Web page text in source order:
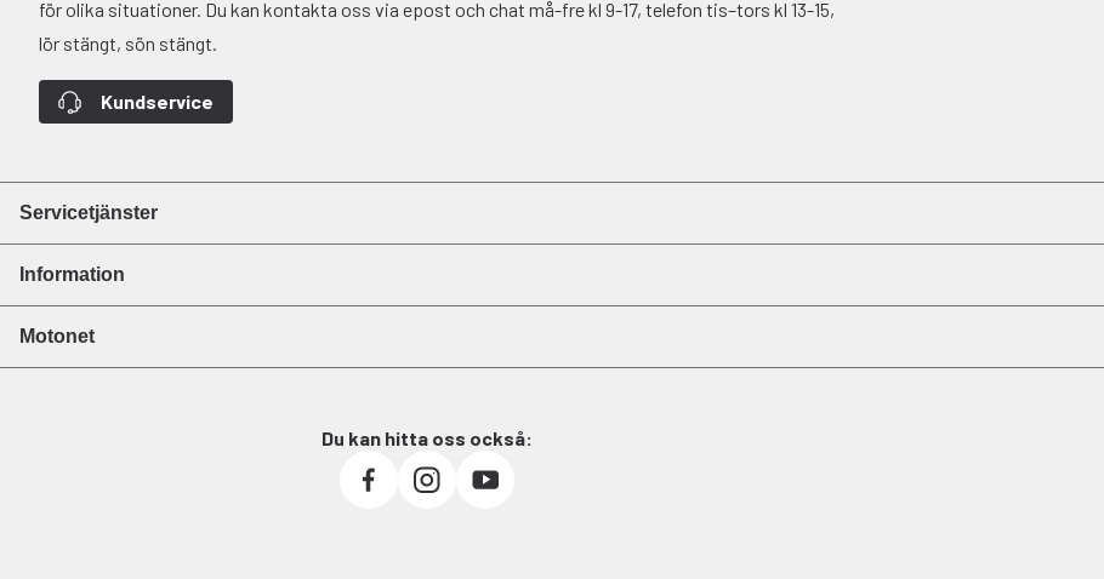
för olika situationer. Du kan kontakta oss via epost och chat må-fre kl 9-17, telefon tis–tors kl 13-15,
lör stängt, sön stängt.
Kundservice
Servicetjänster
Information
Motonet
Du kan hitta oss också: